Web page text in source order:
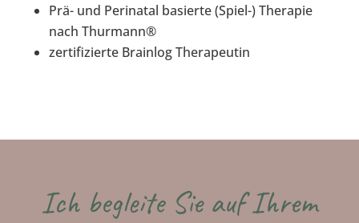
Prä- und Perinatal basierte (Spiel-) Therapie
nach Thurmann®
zertifizierte Brainlog Therapeutin
Ich begleite Sie auf Ihrem